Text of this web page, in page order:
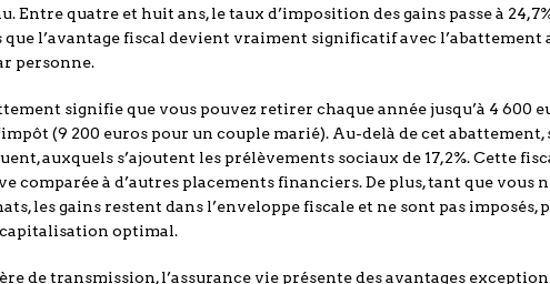
Entre quatre et huit ans, le taux d’imposition des gains passe à
que l’avantage fiscal devient vraiment significatif avec l’abattement
personne.
signifie que vous pouvez retirer chaque année jusqu’à 4 600
(9 200 euros pour un couple marié). Au-delà de cet abattement,
auxquels s’ajoutent les prélèvements sociaux de 17,2%. Cette
comparée à d’autres placements financiers. De plus, tant que vous
les gains restent dans l’enveloppe fiscale et ne sont pas imposés,
capitalisation optimal.
de transmission, l’assurance vie présente des avantages